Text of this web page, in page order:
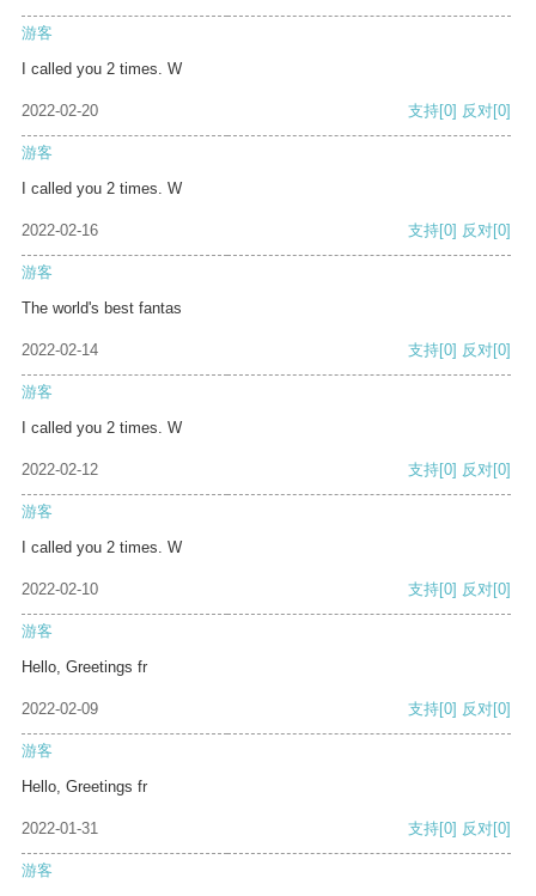
游客
I called you 2 times. W
2022-02-20 支持[0] 反对[0]
游客
I called you 2 times. W
2022-02-16 支持[0] 反对[0]
游客
The world's best fantas
2022-02-14 支持[0] 反对[0]
游客
I called you 2 times. W
2022-02-12 支持[0] 反对[0]
游客
I called you 2 times. W
2022-02-10 支持[0] 反对[0]
游客
Hello, Greetings fr
2022-02-09 支持[0] 反对[0]
游客
Hello, Greetings fr
2022-01-31 支持[0] 反对[0]
游客